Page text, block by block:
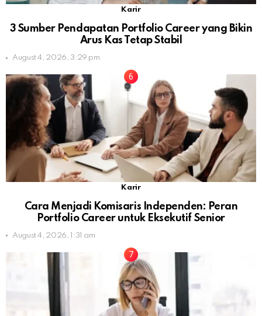
Karir
3 Sumber Pendapatan Portfolio Career yang Bikin
Arus Kas Tetap Stabil
August 4, 2026, 3:29 pm
Karir
Cara Menjadi Komisaris Independen: Peran
Portfolio Career untuk Eksekutif Senior
August 4, 2026, 1:31 am